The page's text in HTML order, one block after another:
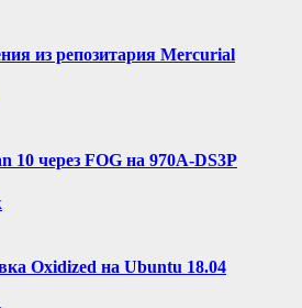
из репозитария Mercurial
10 через FOG на 970A-DS3P
Oxidized на Ubuntu 18.04